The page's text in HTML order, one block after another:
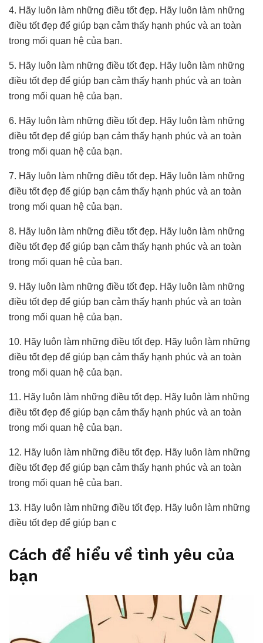
4. Hãy luôn làm những điều tốt đẹp. Hãy luôn làm những
điều tốt đẹp để giúp bạn cảm thấy hạnh phúc và an toàn
trong mối quan hệ của bạn.
5. Hãy luôn làm những điều tốt đẹp. Hãy luôn làm những
điều tốt đẹp để giúp bạn cảm thấy hạnh phúc và an toàn
trong mối quan hệ của bạn.
6. Hãy luôn làm những điều tốt đẹp. Hãy luôn làm những
điều tốt đẹp để giúp bạn cảm thấy hạnh phúc và an toàn
trong mối quan hệ của bạn.
7. Hãy luôn làm những điều tốt đẹp. Hãy luôn làm những
điều tốt đẹp để giúp bạn cảm thấy hạnh phúc và an toàn
trong mối quan hệ của bạn.
8. Hãy luôn làm những điều tốt đẹp. Hãy luôn làm những
điều tốt đẹp để giúp bạn cảm thấy hạnh phúc và an toàn
trong mối quan hệ của bạn.
9. Hãy luôn làm những điều tốt đẹp. Hãy luôn làm những
điều tốt đẹp để giúp bạn cảm thấy hạnh phúc và an toàn
trong mối quan hệ của bạn.
10. Hãy luôn làm những điều tốt đẹp. Hãy luôn làm những
điều tốt đẹp để giúp bạn cảm thấy hạnh phúc và an toàn
trong mối quan hệ của bạn.
11. Hãy luôn làm những điều tốt đẹp. Hãy luôn làm những
điều tốt đẹp để giúp bạn cảm thấy hạnh phúc và an toàn
trong mối quan hệ của bạn.
12. Hãy luôn làm những điều tốt đẹp. Hãy luôn làm những
điều tốt đẹp để giúp bạn cảm thấy hạnh phúc và an toàn
trong mối quan hệ của bạn.
13. Hãy luôn làm những điều tốt đẹp. Hãy luôn làm những
điều tốt đẹp để giúp bạn c
Cách để hiểu về tình yêu của
bạn